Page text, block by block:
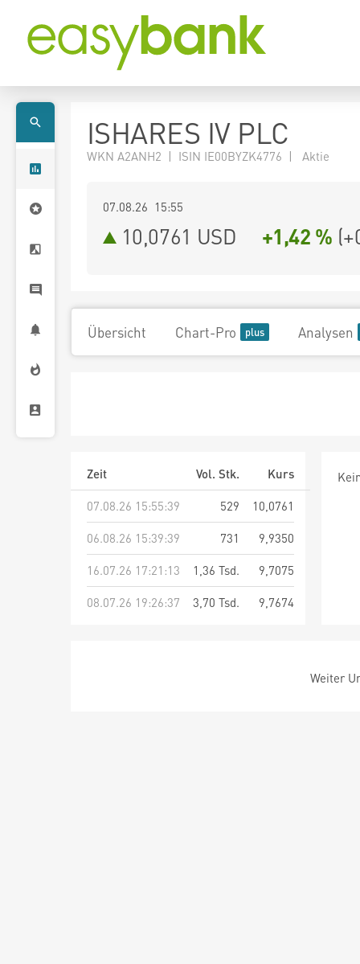
ISHARES IV PLC
WKN A2ANH2 | ISIN IE00BYZK4776 | Aktie
07.08.26 15:55
10,0761 USD +1,42 % (
Übersicht Chart-Pro Analysen
Zeit Vol. Stk.
Kurs
07.08.26 15:55:39
529
10,0761
06.08.26 15:39:39
731
9,9350
16.07.26 17:21:13
1,36 Tsd.
9,7075
08.07.26 19:26:37
3,70 Tsd. 9,7674
Weiter